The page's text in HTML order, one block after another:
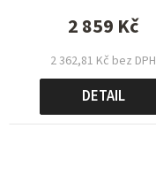
2 362,81 Kč bez DPH
2 859 Kč
DETAIL